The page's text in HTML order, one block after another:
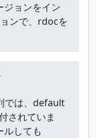
ョンをイン
ンで、rdocを
では、default
されていま
しても